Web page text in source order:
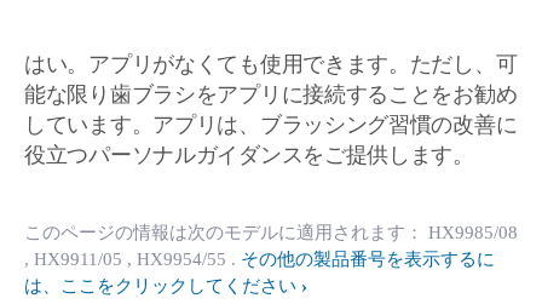
はい。アプリがなくても使用できます。ただし、可
能な限り歯ブラシをアプリに接続することをお勧め
しています。アプリは、ブラッシング習慣の改善に
役立つパーソナルガイダンスをご提供します。
このページの情報は次のモデルに適用されます： HX9985/08
, HX9911/05 , HX9954/55 . その他の製品番号を表示するに
は、ここをクリックしてください